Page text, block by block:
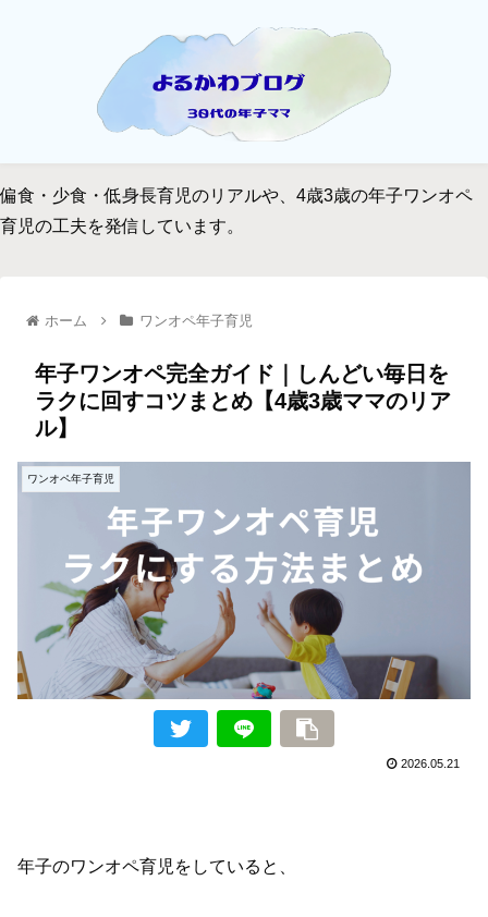
偏食・少食・低身長育児のリアルや、4歳3歳の年子ワンオペ
育児の工夫を発信しています。
ホーム ワンオペ年子育児
年子ワンオペ完全ガイド｜しんどい毎日を
ラクに回すコツまとめ【4歳3歳ママのリア
ル】
ワンオペ年子育児
2026.05.21
年子のワンオペ育児をしていると、